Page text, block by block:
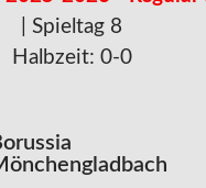
| Spieltag 8
Halbzeit: 0-0